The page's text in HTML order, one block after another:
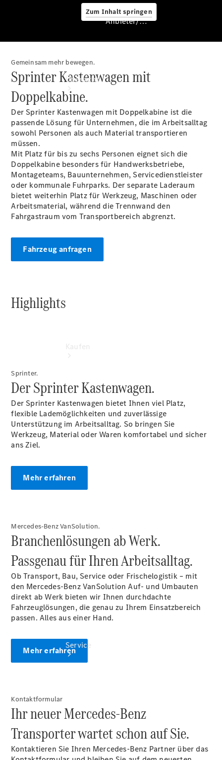
Zum Inhalt springen
Anbieter/Datenschutz
Übersicht
Startseite
Kontakt
Beratung
vereinbaren
Servicetermin
buchen
Probefahrt
Übersicht
Modellübersicht
Sterne
Transporter
Gebrauchtwagensuche
Store
Konfigurator
Service
Service &
Zubehör
Transporter-
Anbieter/Datenschutz
Gemeinsam mehr bewegen.
Sprinter Kastenwagen mit
Doppelkabine.
Der Sprinter Kastenwagen mit Doppelkabine ist die
passende Lösung für Unternehmen, die im Arbeitsalltag
sowohl Personen als auch Material transportieren
müssen.
Mit Platz für bis zu sechs Personen eignet sich die
Doppelkabine besonders für Handwerksbetriebe,
Montageteams, Bauunternehmen, Servicedienstleister
oder kommunale Fuhrparks. Der separate Laderaum
bietet weiterhin Platz für Werkzeug, Maschinen oder
Arbeitsmaterial, während die Trennwand den
Fahrgastraum vom Transportbereich abgrenzt.
Fahrzeug anfragen
Highlights
Sprinter.
Der Sprinter Kastenwagen.
Der Sprinter Kastenwagen bietet Ihnen viel Platz,
flexible Lademöglichkeiten und zuverlässige
Unterstützung im Arbeitsalltag. So bringen Sie
Werkzeug, Material oder Waren komfortabel und sicher
ans Ziel.
Mehr erfahren
Mercedes-Benz VanSolution.
Branchenlösungen ab Werk.
Passgenau für Ihren Arbeitsalltag.
Ob Transport, Bau, Service oder Frischelogistik – mit
den Mercedes-Benz VanSolution Auf- und Umbauten
direkt ab Werk bieten wir Ihnen durchdachte
Fahrzeuglösungen, die genau zu Ihrem Einsatzbereich
passen. Alles aus einer Hand.
Mehr erfahren
Kontaktformular
Ihr neuer Mercedes-Benz
Transporter wartet schon auf Sie.
Kontaktieren Sie Ihren Mercedes-Benz Partner über das